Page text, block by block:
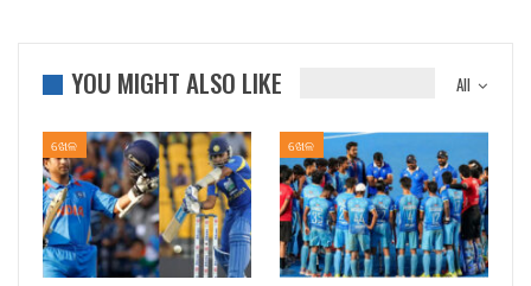
All
YOU MIGHT ALSO LIKE
ଖେଳ ଖେଳ